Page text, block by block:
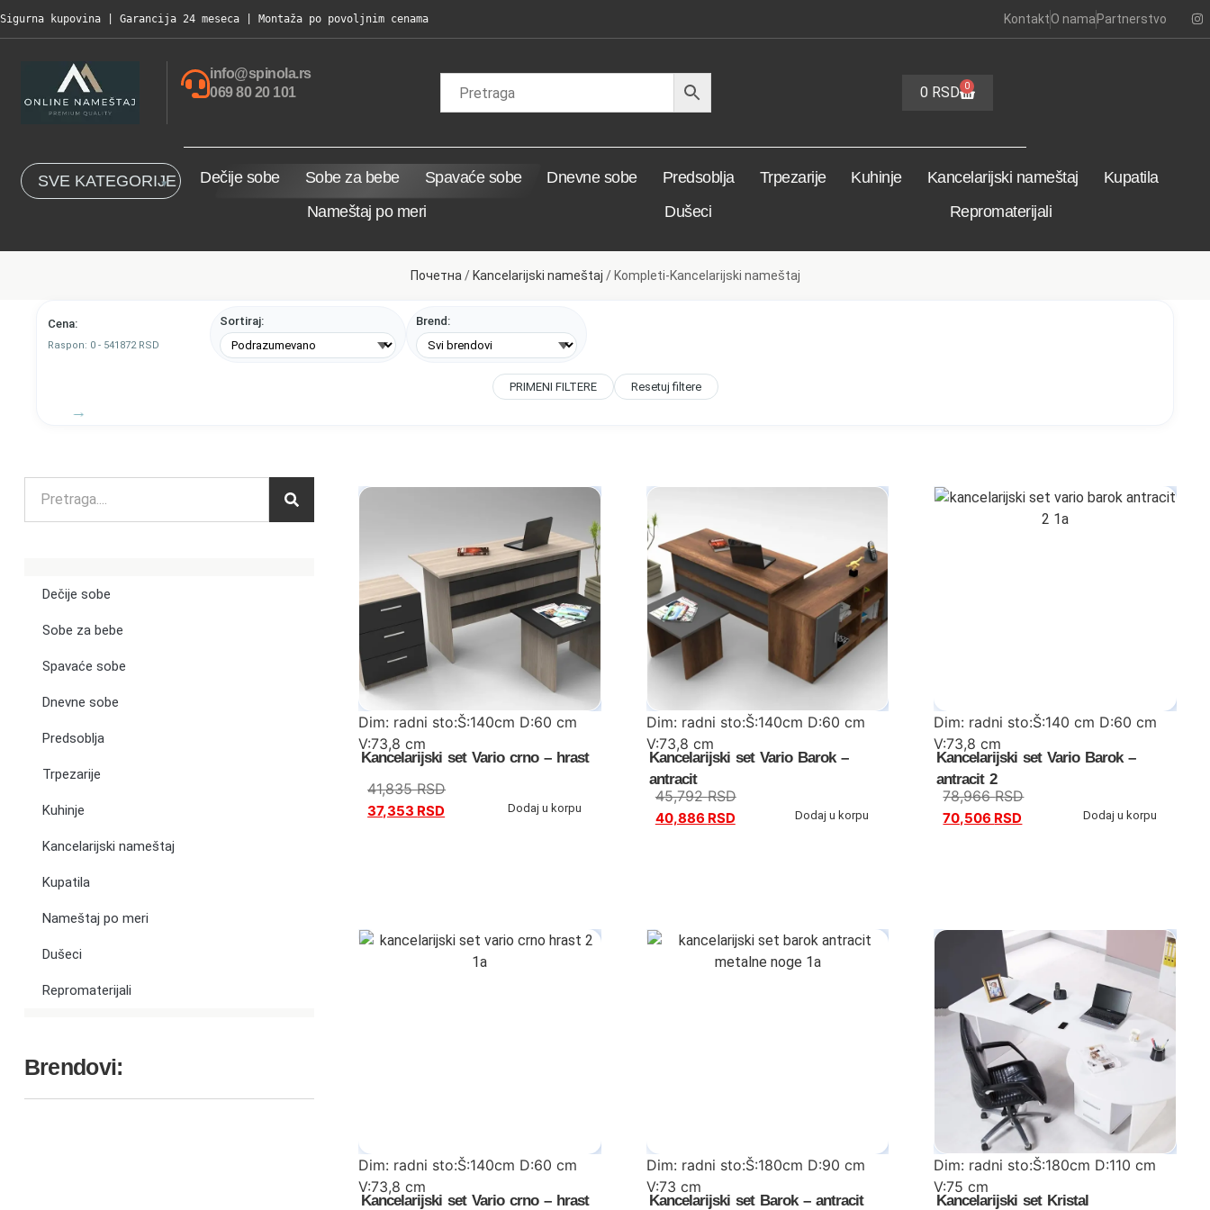
Sigurna kupovina | Garancija 24 meseca | Montaža po povoljnim cenama KontaktO namaPartnerstvo
info@spinola.rs
069 80 20 101
0 RSD 0
SVE KATEGORIJE Dečije sobe Sobe za bebe Spavaće sobe Dnevne sobe Predsoblja Trpezarije Kuhinje Kancelarijski nameštaj
Kupatila
Nameštaj po meri
Dušeci Repromaterijali
Почетна/ Kancelarijski nameštaj / Kompleti-Kancelarijski nameštaj
Cena:
Raspon: 0 - 541872RSD
Sortiraj: Brend:
PRIMENI FILTERE Resetuj filtere
Dečije sobe
Sobe za bebe
Spavaće sobe
Dnevne sobe
Predsoblja
Trpezarije
Kuhinje
Kancelarijski nameštaj
Kupatila
Nameštaj po meri
Dušeci
Repromaterijali
Brendovi:
Dim: radni sto:Š:140cm D:60 cm
V:73,8 cm
fiokaš:Š:44,5 cm D:46,6 cm V:61,8 cm
Kancelarijski set Vario crno – hrast
41,835RSD
37,353 RSD Dodaj u korpu
Dim: radni sto:Š:140cm D:60 cm
V:73,8 cm
stočić:Š:60 cm D:50 cm V:46,3 cm
kanc.komoda:Š:139,8 cm D:46,3cm
Kancelarijski set Vario Barok –
antracit
45,792RSD
40,886 RSD Dodaj u korpu
Dim: radni sto:Š:140 cm D:60 cm
V:73,8 cm
stočić:Š:60 cm D:50 cm V:46,3 cm
kanc.komoda:Š:139,8 cm D:46,3cm
Kancelarijski set Vario Barok –
antracit 2
78,966RSD
70,506 RSD Dodaj u korpu
Dim: radni sto:Š:140cm D:60 cm
V:73,8 cm
Kancelarijski set Vario crno – hrast
Dim: radni sto:Š:180cm D:90 cm
V:73 cm
Kancelarijski set Barok – antracit
Dim: radni sto:Š:180cm D:110 cm
V:75 cm
Kancelarijski set Kristal